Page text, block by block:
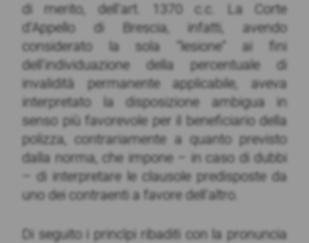
di merito, dell’art. 1370 c.c. La Corte
d’Appello di Brescia, infatti, avendo
considerato la sola “lesione” ai fini
dell’individuazione della percentuale di
invalidità permanente applicabile, aveva
interpretato la disposizione ambigua in
senso più favorevole per il beneficiario della
polizza, contrariamente a quanto previsto
dalla norma, che impone – in caso di dubbi
– di interpretare le clausole predisposte da
uno dei contraenti a favore dell’altro.
Di seguito i princìpi ribaditi con la pronuncia